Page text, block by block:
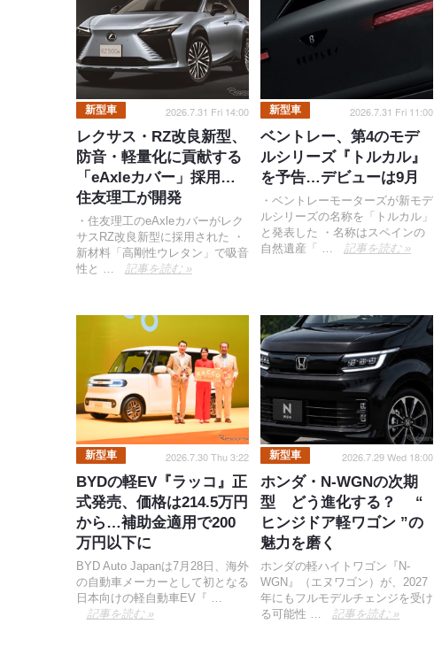
新型車 2026.7.31 Fri 14:00
レクサス・RZ改良新型、
防音・軽量化に貢献する
「eAxleカバー」採用…
住友理工が開発
・住友理工のeAxleカバーがレク
サスRZ改良新型に採用された ・
新材料「高剛性ウレタン」で吸音
性と …
記事を読む »
新型車 2026.7.31 Fri 11:00
ベントレー、第4のモデ
ルシリーズ『トルカル』
を予告…デビューは9月
・ベントレーモーターズが新モデ
ルシリーズの名称を「トルカル」
と発表した ・名称はスペインの
自然遺産「 …
記事を読む »
新型車 2026.7.30 Thu 3:22
BYDの軽EV『ラッコ』正
式発売、価格は214.5万円
から…補助金適用で200
万円以下に
BYD Auto Japanは7月28日、海外
の自動車メーカーとして初となる
日本向けの軽自動車EV『 …
記事を読む »
新型車 2026.7.29 Wed 18:00
ホンダ・N-WGNの次期
型 どう進化する？ “
ヒンジドア軽ワゴン ”の
魅力を磨く
ホンダの軽ハイトワゴン『N-
WGN』（エヌワゴン）が、2027
年にもフルモデルチェンジを受け
る可能性 …
記事を読む »